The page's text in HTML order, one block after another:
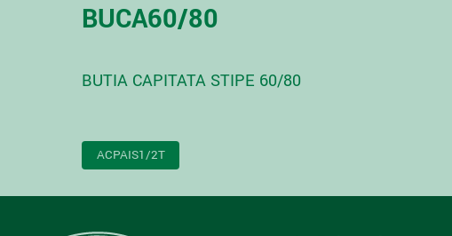
BUCA60/80
BUTIA CAPITATA STIPE 60/80
NAVIGATION
ACPAIS1/2T